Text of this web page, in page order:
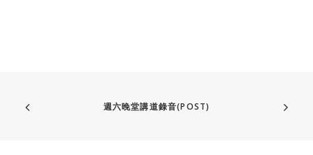
週六晚堂講道錄音(POST)